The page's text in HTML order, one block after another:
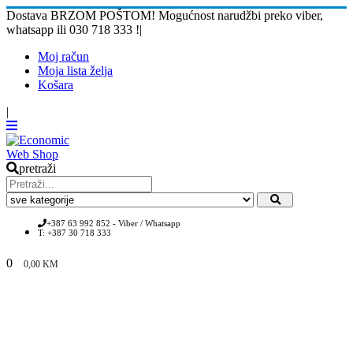
Dostava BRZOM POŠTOM! Mogućnost narudžbi preko viber,
whatsapp ili 030 718 333 !|
Moj račun
Moja lista želja
Košara
|
pretraži
+387 63 992 852 - Viber / Whatsapp
T: +387 30 718 333
0 0,00 KM